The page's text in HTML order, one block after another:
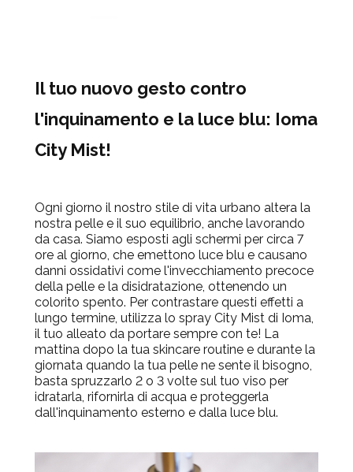
Il tuo nuovo gesto contro
l'inquinamento e la luce blu: Ioma
City Mist!
Ogni giorno il nostro stile di vita urbano altera la
nostra pelle e il suo equilibrio, anche lavorando
da casa. Siamo esposti agli schermi per circa 7
ore al giorno, che emettono luce blu e causano
danni ossidativi come l'invecchiamento precoce
della pelle e la disidratazione, ottenendo un
colorito spento. Per contrastare questi effetti a
lungo termine, utilizza lo spray City Mist di Ioma,
il tuo alleato da portare sempre con te! La
mattina dopo la tua skincare routine e durante la
giornata quando la tua pelle ne sente il bisogno,
basta spruzzarlo 2 o 3 volte sul tuo viso per
idratarla, rifornirla di acqua e proteggerla
dall'inquinamento esterno e dalla luce blu.